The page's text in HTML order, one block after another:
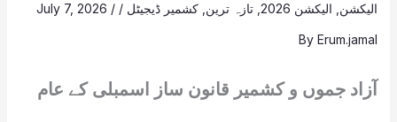
الیکشن الیکشن 2026 , تازہ ترین کشمیر ڈیجیٹل /
July 7, 2026 /
ByErum.jamal
آزاد جموں و کشمیر قانون ساز اسمبلی کے عام